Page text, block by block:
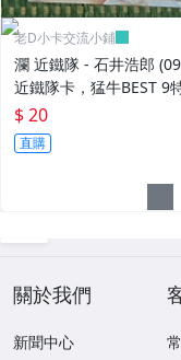
老D小卡交流小鋪
瀾 近鐵隊 - 石井浩郎 (09BBM
近鐵隊卡，猛牛BEST 9
NO.B3) 狼主
$ 20
直購
關於我們
新聞中心